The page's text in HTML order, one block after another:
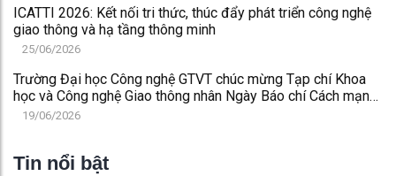
ICATTI 2026: Kết nối tri thức, thúc đẩy phát triển công nghệ
giao thông và hạ tầng thông minh
25/06/2026
Trường Đại học Công nghệ GTVT chúc mừng Tạp chí Khoa
học và Công nghệ Giao thông nhân Ngày Báo chí Cách mạng
Việt Nam 21/6
19/06/2026
Tin nổi bật